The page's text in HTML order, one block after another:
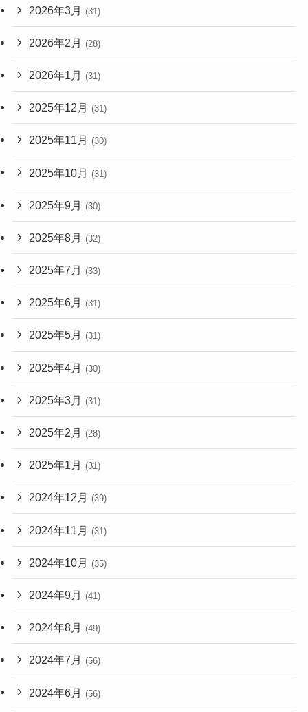
2026年3月 (31)
2026年2月 (28)
2026年1月 (31)
2025年12月 (31)
2025年11月 (30)
2025年10月 (31)
2025年9月 (30)
2025年8月 (32)
2025年7月 (33)
2025年6月 (31)
2025年5月 (31)
2025年4月 (30)
2025年3月 (31)
2025年2月 (28)
2025年1月 (31)
2024年12月 (39)
2024年11月 (31)
2024年10月 (35)
2024年9月 (41)
2024年8月 (49)
2024年7月 (56)
2024年6月 (56)